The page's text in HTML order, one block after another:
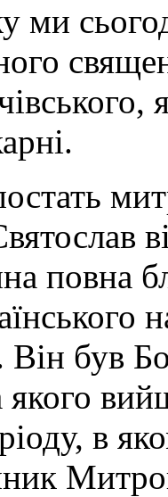
ми
повна
Він був
в